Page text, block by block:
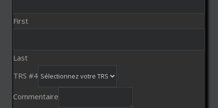
First
Last
TRS #4
Commentaire